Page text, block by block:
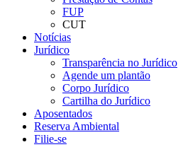
FUP
CUT
Notícias
Jurídico
Transparência no Jurídico
Agende um plantão
Corpo Jurídico
Cartilha do Jurídico
Aposentados
Reserva Ambiental
Filie-se